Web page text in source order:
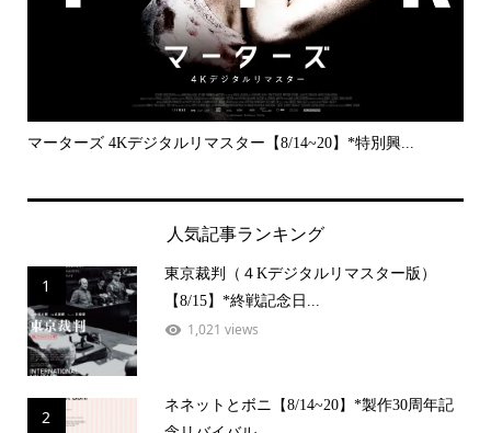
マーターズ 4Kデジタルリマスター【8/14~20】*特別興...
人気記事ランキング
1
東京裁判（４Kデジタルリマスター版）
【8/15】*終戦記念日...
1,021 views
2
ネネットとボニ【8/14~20】*製作30周年記